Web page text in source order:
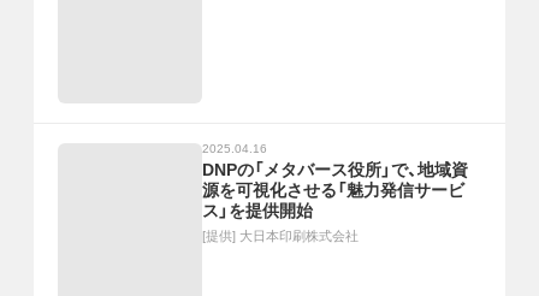
2025.04.16
DNPの「メタバース役所」で、地域資
源を可視化させる「魅力発信サービ
ス」を提供開始
[提供] 大日本印刷株式会社